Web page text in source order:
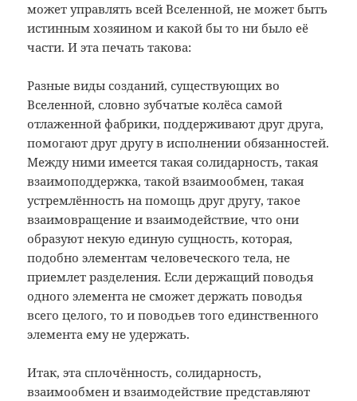
может управлять всей Вселенной, не может быть
истинным хозяином и какой бы то ни было её
части. И эта печать такова:
Разные виды созданий, существующих во
Вселенной, словно зубчатые колёса самой
отлаженной фабрики, поддерживают друг друга,
помогают друг другу в исполнении обязанностей.
Между ними имеется такая солидарность, такая
взаимоподдержка, такой взаимообмен, такая
устремлённость на помощь друг другу, такое
взаимовращение и взаимодействие, что они
образуют некую единую сущность, которая,
подобно элементам человеческого тела, не
приемлет разделения. Если держащий поводья
одного элемента не сможет держать поводья
всего целого, то и поводьев того единственного
элемента ему не удержать.
Итак, эта сплочённость, солидарность,
взаимообмен и взаимодействие представляют